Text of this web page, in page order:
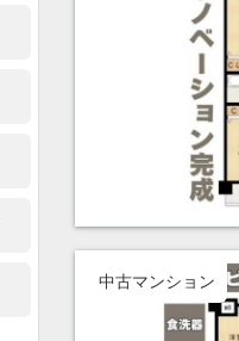
中古マンション